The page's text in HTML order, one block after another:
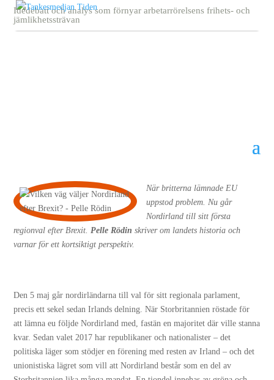
Idédebatt och analys som förnyar arbetarrörelsens frihets- och
jämlikhetssträvan
När britterna lämnade EU
uppstod problem. Nu går
Nordirland till sitt första
regionval efter Brexit.Pelle Rödin skriver om landets historia och
varnar för ett kortsiktigt perspektiv.
Den 5 maj går nordirländarna till val för sitt regionala parlament,
precis ett sekel sedan Irlands delning. När Storbritannien röstade för
att lämna eu följde Nordirland med, fastän en majoritet där ville stanna
kvar. Sedan valet 2017 har republikaner och nationalister – det
politiska läger som stödjer en förening med resten av Irland – och det
unionistiska lägret som vill att Nordirland består som en del av